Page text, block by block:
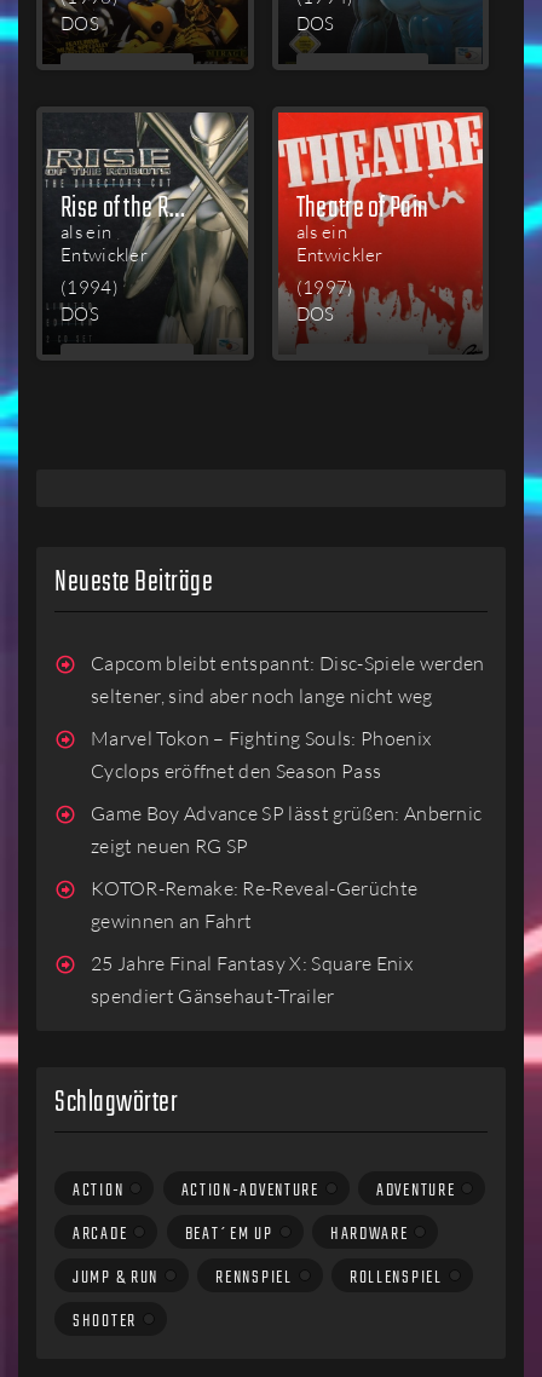
DOS
MEHR
DOS
MEHR
Rise of the Robots: The Director's Cut
als ein
Entwickler
(1994)
DOS
MEHR
Theatre of Pain
als ein
Entwickler
(1997)
DOS
MEHR
Neueste Beiträge
Capcom bleibt entspannt: Disc-Spiele werden
seltener, sind aber noch lange nicht weg
Marvel Tokon – Fighting Souls: Phoenix
Cyclops eröffnet den Season Pass
Game Boy Advance SP lässt grüßen: Anbernic
zeigt neuen RG SP
KOTOR-Remake: Re-Reveal-Gerüchte
gewinnen an Fahrt
25 Jahre Final Fantasy X: Square Enix
spendiert Gänsehaut-Trailer
Schlagwörter
ACTION ACTION-ADVENTURE
ADVENTURE
ARCADE
BEAT´EM UP
HARDWARE
JUMP & RUN
RENNSPIEL
ROLLENSPIEL
SHOOTER